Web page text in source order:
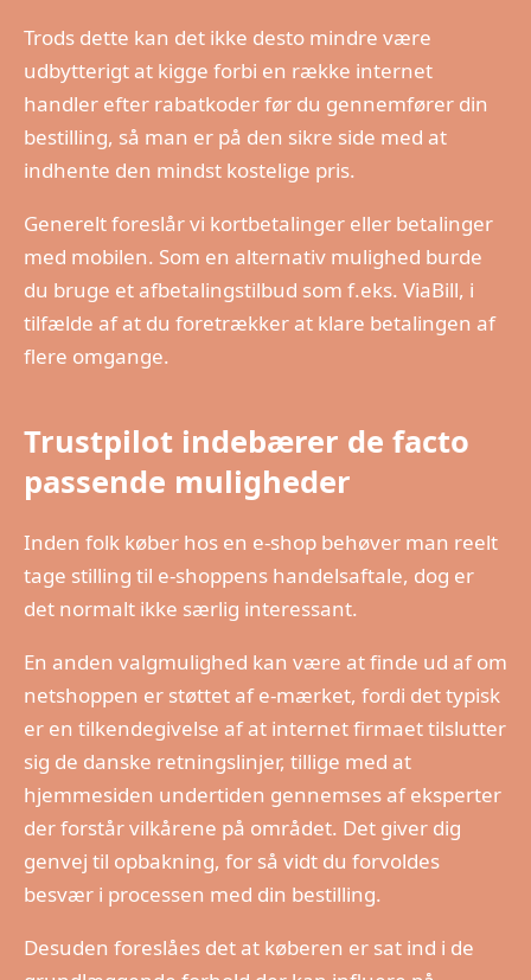
Trods dette kan det ikke desto mindre være
udbytterigt at kigge forbi en række internet
handler efter rabatkoder før du gennemfører din
bestilling, så man er på den sikre side med at
indhente den mindst kostelige pris.
Generelt foreslår vi kortbetalinger eller betalinger
med mobilen. Som en alternativ mulighed burde
du bruge et afbetalingstilbud som f.eks. ViaBill, i
tilfælde af at du foretrækker at klare betalingen af
flere omgange.
Trustpilot indebærer de facto
passende muligheder
Inden folk køber hos en e-shop behøver man reelt
tage stilling til e-shoppens handelsaftale, dog er
det normalt ikke særlig interessant.
En anden valgmulighed kan være at finde ud af om
netshoppen er støttet af e-mærket, fordi det typisk
er en tilkendegivelse af at internet firmaet tilslutter
sig de danske retningslinjer, tillige med at
hjemmesiden undertiden gennemses af eksperter
der forstår vilkårene på området. Det giver dig
genvej til opbakning, for så vidt du forvoldes
besvær i processen med din bestilling.
Desuden foreslåes det at køberen er sat ind i de